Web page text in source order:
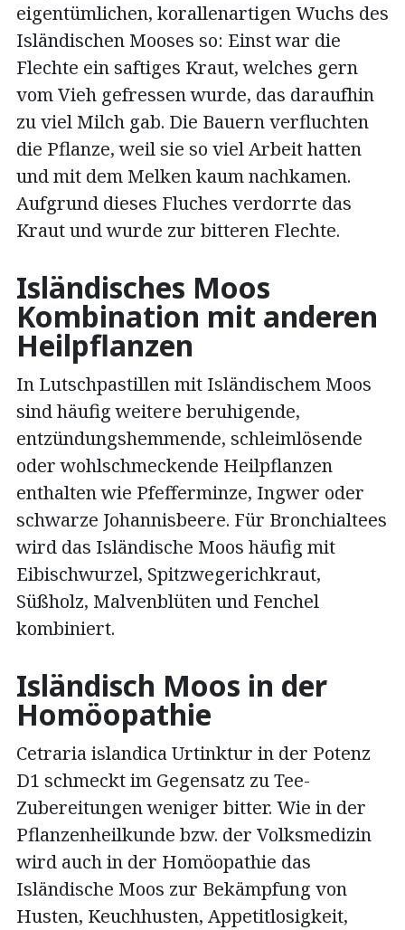
eigentümlichen, korallenartigen Wuchs des
Isländischen Mooses so: Einst war die
Flechte ein saftiges Kraut, welches gern
vom Vieh gefressen wurde, das daraufhin
zu viel Milch gab. Die Bauern verfluchten
die Pflanze, weil sie so viel Arbeit hatten
und mit dem Melken kaum nachkamen.
Aufgrund dieses Fluches verdorrte das
Kraut und wurde zur bitteren Flechte.
Isländisches Moos
Kombination mit anderen
Heilpflanzen
In Lutschpastillen mit Isländischem Moos
sind häufig weitere beruhigende,
entzündungshemmende, schleimlösende
oder wohlschmeckende Heilpflanzen
enthalten wie Pfefferminze, Ingwer oder
schwarze Johannisbeere. Für Bronchialtees
wird das Isländische Moos häufig mit
Eibischwurzel, Spitzwegerichkraut,
Süßholz, Malvenblüten und Fenchel
kombiniert.
Isländisch Moos in der
Homöopathie
Cetraria islandica Urtinktur in der Potenz
D1 schmeckt im Gegensatz zu Tee-
Zubereitungen weniger bitter. Wie in der
Pflanzenheilkunde bzw. der Volksmedizin
wird auch in der Homöopathie das
Isländische Moos zur Bekämpfung von
Husten, Keuchhusten, Appetitlosigkeit,